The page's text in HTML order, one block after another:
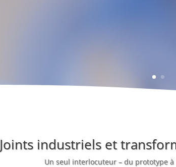
Joints industriels et
Un seul interlocuteur – du prototype à